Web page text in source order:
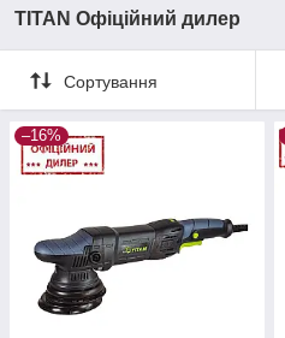
TITAN Офіційний дилер
Сортування
–16%